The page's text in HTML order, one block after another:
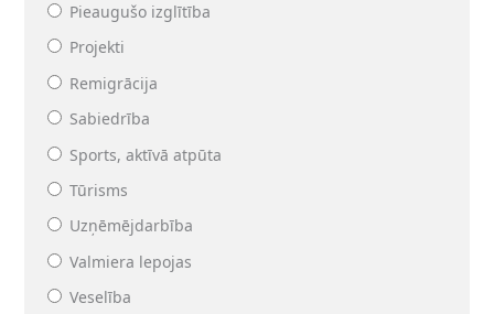
Pieaugušo izglītība
Projekti
Remigrācija
Sabiedrība
Sports, aktīvā atpūta
Tūrisms
Uzņēmējdarbība
Valmiera lepojas
Veselība